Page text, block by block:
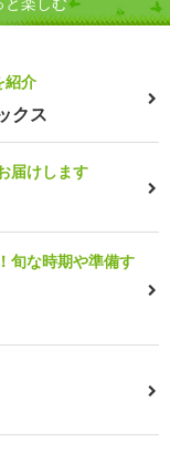
紹介
クス
届けします
旬な時期や準備す